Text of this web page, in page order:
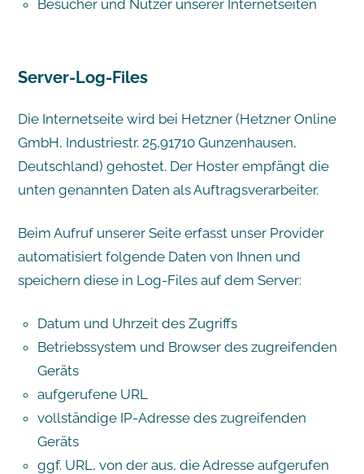
Besucher und Nutzer unserer Internetseiten
Server-Log-Files
Die Internetseite wird bei Hetzner (Hetzner Online
GmbH, Industriestr. 25,91710 Gunzenhausen,
Deutschland) gehostet. Der Hoster empfängt die
unten genannten Daten als Auftragsverarbeiter.
Beim Aufruf unserer Seite erfasst unser Provider
automatisiert folgende Daten von Ihnen und
speichern diese in Log-Files auf dem Server:
Datum und Uhrzeit des Zugriffs
Betriebssystem und Browser des zugreifenden
Geräts
aufgerufene URL
vollständige IP-Adresse des zugreifenden
Geräts
ggf. URL, von der aus, die Adresse aufgerufen